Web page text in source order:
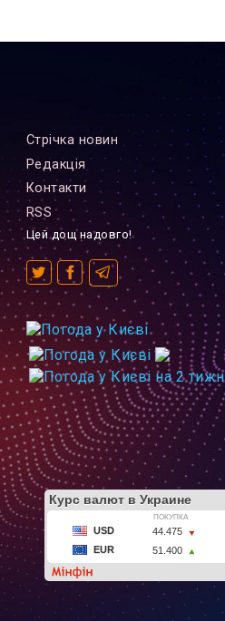
Стрiчка новин
Редакцiя
Контакти
RSS
Цей дощ надовго!